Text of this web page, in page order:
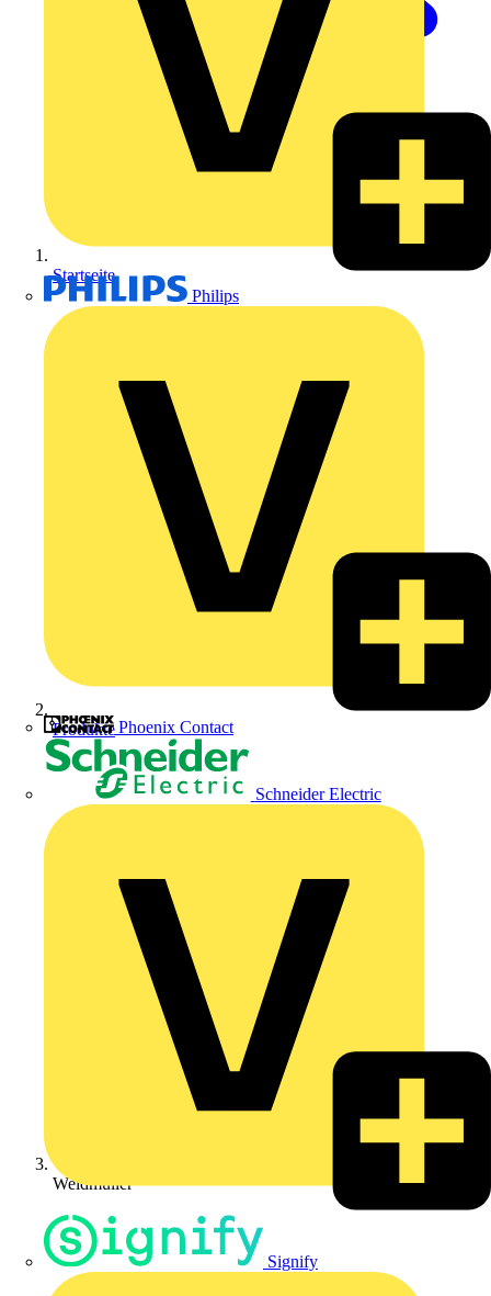
Philips
Phoenix Contact
Schneider Electric
Signify
Startseite
Produkte
Weidmüller